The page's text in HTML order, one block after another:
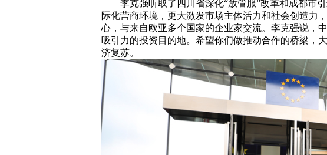
李克强听取了四川省深化“放管服”改革和成都市
际化营商环境，更大激发市场主体活力和社会创造力
心，与来自欧亚多个国家的企业家交流。李克强说，
吸引力的投资目的地。希望你们做推动合作的桥梁，
济复苏。